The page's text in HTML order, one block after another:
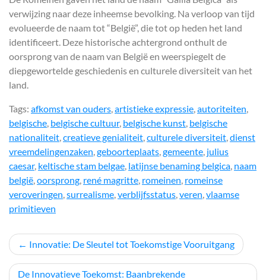
verwijzing naar deze inheemse bevolking. Na verloop van tijd
evolueerde de naam tot “België”, die tot op heden het land
identificeert. Deze historische achtergrond onthult de
oorsprong van de naam van België en weerspiegelt de
diepgewortelde geschiedenis en culturele diversiteit van het
land.
Tags: afkomst van ouders,artistieke expressie,autoriteiten,
belgische, belgische cultuur, belgische kunst, belgische
nationaliteit,creatieve genialiteit,culturele diversiteit,dienst
vreemdelingenzaken,geboorteplaats,gemeente, julius
caesar, keltische stam belgae, latijnse benaming belgica, naam
belgië,oorsprong, rené magritte, romeinen, romeinse
veroveringen,surrealisme,verblijfsstatus,veren,vlaamse
primitieven
Berichtnavigatie
Innovatie: De Sleutel tot Toekomstige Vooruitgang
De Innovatieve Toekomst: Baanbrekende